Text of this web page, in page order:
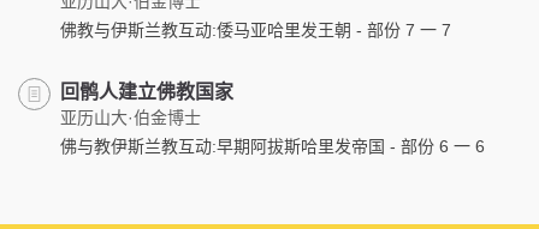
佛教与伊斯兰教互动:倭马亚哈里发王朝 - 部份 7 一 7
回鹘人建立佛教国家
亚历山大·伯金博士
佛与教伊斯兰教互动:早期阿拔斯哈里发帝国 - 部份 6 一 6